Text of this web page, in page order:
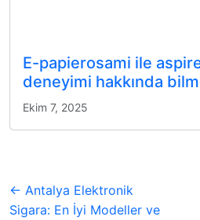
E-papierosami ile
deneyimi hakkında
Ekim 7, 2025
← Antalya Elektronik
Sigara: En İyi Modeller ve